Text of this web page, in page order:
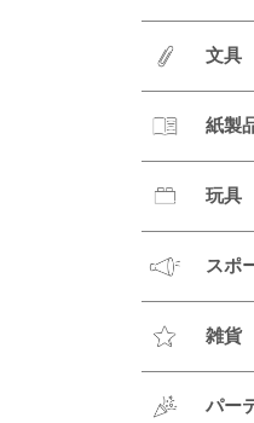
文具
紙製
玩具
スポ
雑貨
パー